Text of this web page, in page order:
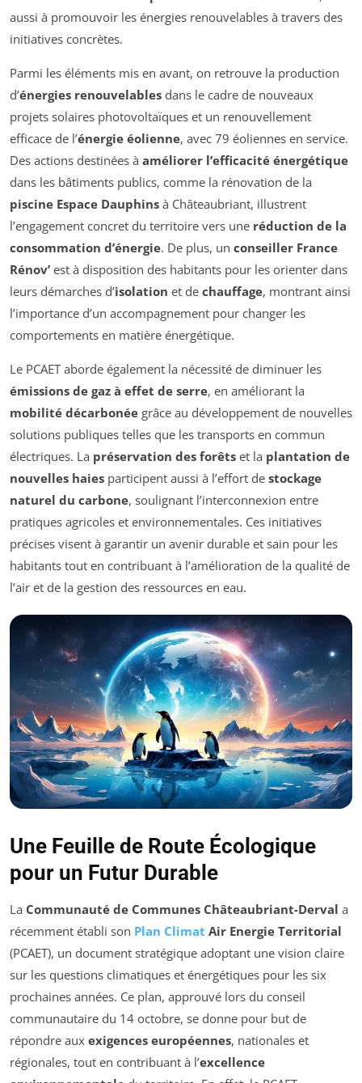
aussi à promouvoir les énergies renouvelables à travers des
initiatives concrètes.
Parmi les éléments mis en avant, on retrouve la production
d’énergies renouvelables dans le cadre de nouveaux
projets solaires photovoltaïques et un renouvellement
efficace de l’énergie éolienne, avec 79 éoliennes en service.
Des actions destinées à améliorer l’efficacité énergétique
dans les bâtiments publics, comme la rénovation de la
piscine Espace Dauphins à Châteaubriant, illustrent
l’engagement concret du territoire vers une réduction de la
consommation d’énergie. De plus, un conseiller France
Rénov’ est à disposition des habitants pour les orienter dans
leurs démarches d’isolation et de chauffage, montrant ainsi
l’importance d’un accompagnement pour changer les
comportements en matière énergétique.
Le PCAET aborde également la nécessité de diminuer les
émissions de gaz à effet de serre, en améliorant la
mobilité décarbonée grâce au développement de nouvelles
solutions publiques telles que les transports en commun
électriques. La préservation des forêts et la plantation de
nouvelles haies participent aussi à l’effort de stockage
naturel du carbone, soulignant l’interconnexion entre
pratiques agricoles et environnementales. Ces initiatives
précises visent à garantir un avenir durable et sain pour les
habitants tout en contribuant à l’amélioration de la qualité de
l’air et de la gestion des ressources en eau.
Une Feuille de Route Écologique
pour un Futur Durable
La Communauté de Communes Châteaubriant-Derval a
récemment établi son Plan Climat Air Energie Territorial
(PCAET), un document stratégique adoptant une vision claire
sur les questions climatiques et énergétiques pour les six
prochaines années. Ce plan, approuvé lors du conseil
communautaire du 14 octobre, se donne pour but de
répondre aux exigences européennes, nationales et
régionales, tout en contribuant à l’excellence